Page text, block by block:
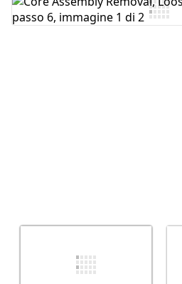
Aggiungi Commento